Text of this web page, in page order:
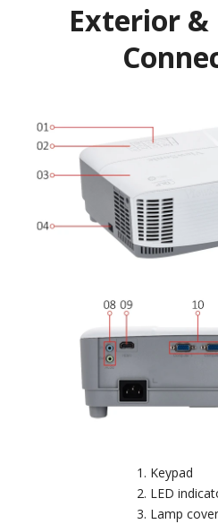
Exterior &
Keypad
LED
Lamp cover